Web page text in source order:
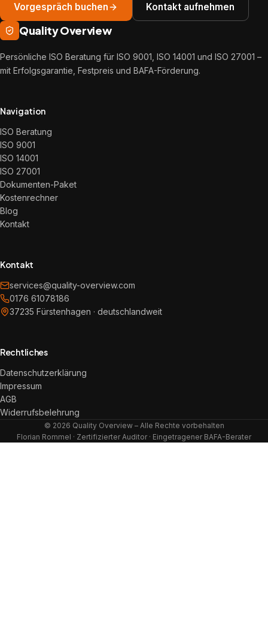
Vorgespräch buchen Kontakt aufnehmen
Quality Overview
Persönliche ISO Beratung für ISO 9001, ISO 14001 und ISO 27001 –
mit Erfolgsgarantie, Festpreis und BAFA-Förderung.
Navigation
ISO Beratung
ISO 9001
ISO 14001
ISO 27001
Dokumenten-Paket
Kostenrechner
Blog
Kontakt
Kontakt
services@quality-overview.com
0176 61078186
37235 Fürstenhagen · deutschlandweit
Rechtliches
Datenschutzerklärung
Impressum
AGB
Widerrufsbelehrung
© 2026 Quality Overview – Alle Rechte vorbehalten
Florian Rommel · Zertifizierter Auditor · Eingetragener BAFA-Berater